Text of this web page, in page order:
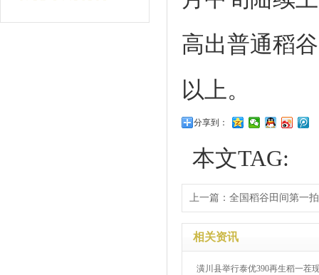
高出普通稻
以上。
分享到：
本文TAG:
上一篇： 全国稻谷田间第一
相关资讯
潢川县举行泰优390再生稻一茬